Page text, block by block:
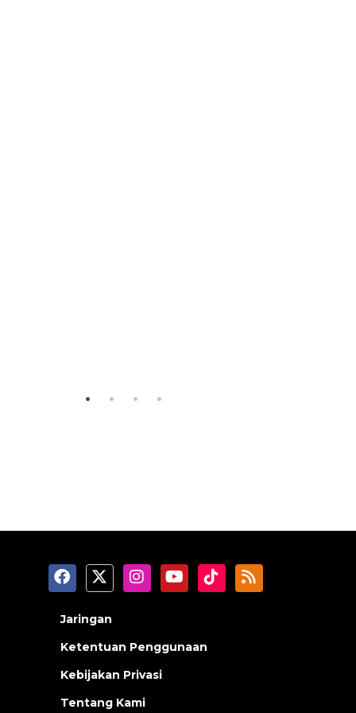
Jaringan
Ketentuan Penggunaan
Kebijakan Privasi
Tentang Kami